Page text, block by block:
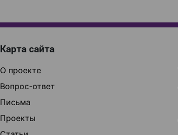
Карта сайта
О проекте
Вопрос-ответ
Письма
Проекты